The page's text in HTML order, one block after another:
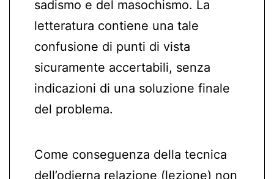
sadismo e del masochismo. La
letteratura contiene una tale
confusione di punti di vista
sicuramente accertabili, senza
indicazioni di una soluzione finale
del problema.
Come conseguenza della tecnica
dell’odierna relazione (lezione) non